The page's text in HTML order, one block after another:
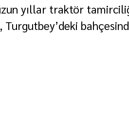
yıllar traktör